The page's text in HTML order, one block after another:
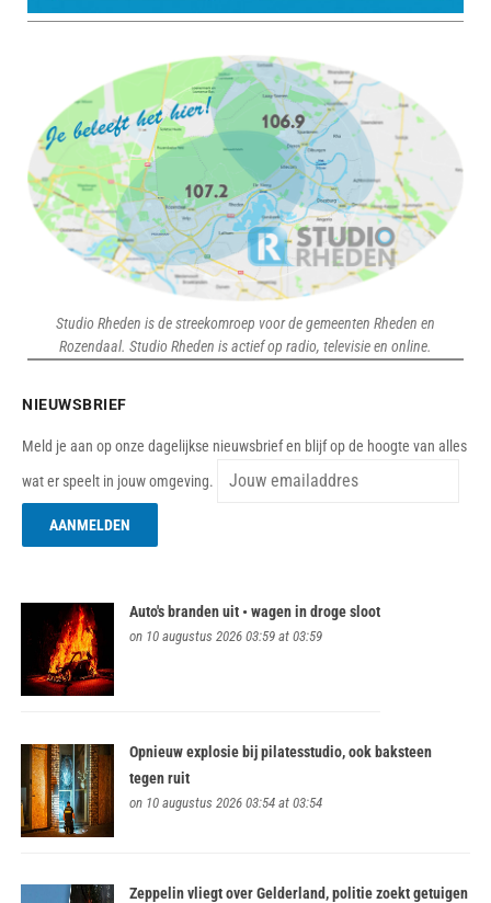
Studio Rheden is de streekomroep voor de gemeenten Rheden en
Rozendaal. Studio Rheden is actief op radio, televisie en online.
NIEUWSBRIEF
Meld je aan op onze dagelijkse nieuwsbrief en blijf op de hoogte van alles
wat er speelt in jouw omgeving.
Auto's branden uit • wagen in droge sloot
on 10 augustus 2026 03:59 at 03:59
Opnieuw explosie bij pilatesstudio, ook baksteen
tegen ruit
on 10 augustus 2026 03:54 at 03:54
Zeppelin vliegt over Gelderland, politie zoekt getuigen